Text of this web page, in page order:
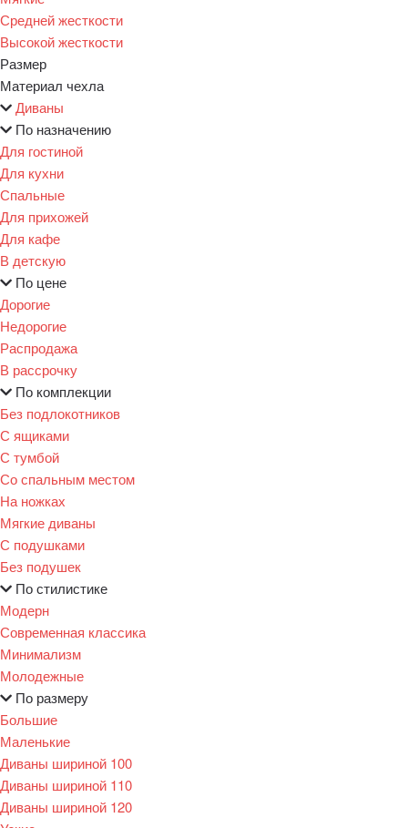
Средней жесткости
Высокой жесткости
Размер
Материал чехла
Диваны
По назначению
Для гостиной
Для кухни
Спальные
Для прихожей
Для кафе
В детскую
По цене
Дорогие
Недорогие
Распродажа
В рассрочку
По комплекции
Без подлокотников
С ящиками
С тумбой
Со спальным местом
На ножках
Мягкие диваны
С подушками
Без подушек
По стилистике
Модерн
Современная классика
Минимализм
Молодежные
По размеру
Большие
Маленькие
Диваны шириной 100
Диваны шириной 110
Диваны шириной 120